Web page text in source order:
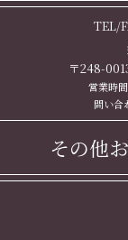
TEL/
〒248-
営業時
問い合
その他